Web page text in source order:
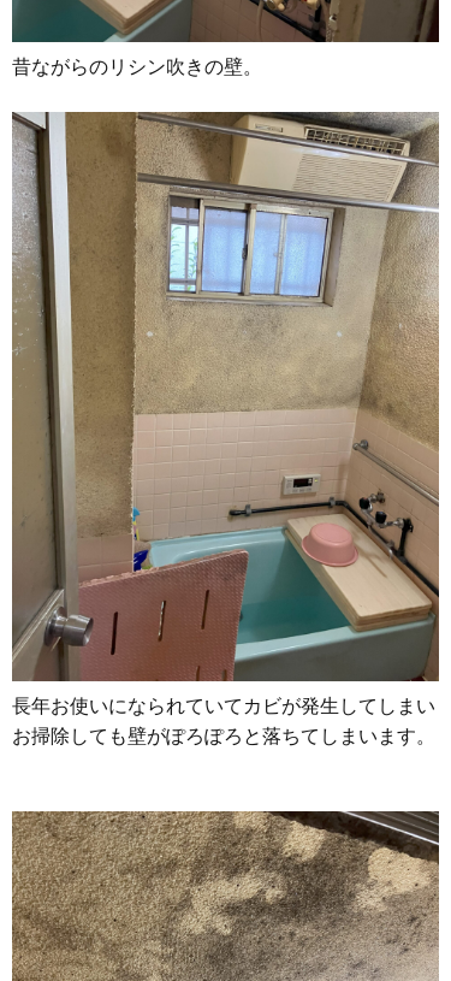
昔ながらのリシン吹きの壁。
長年お使いになられていてカビが発生してしまい
お掃除しても壁がぽろぽろと落ちてしまいます。